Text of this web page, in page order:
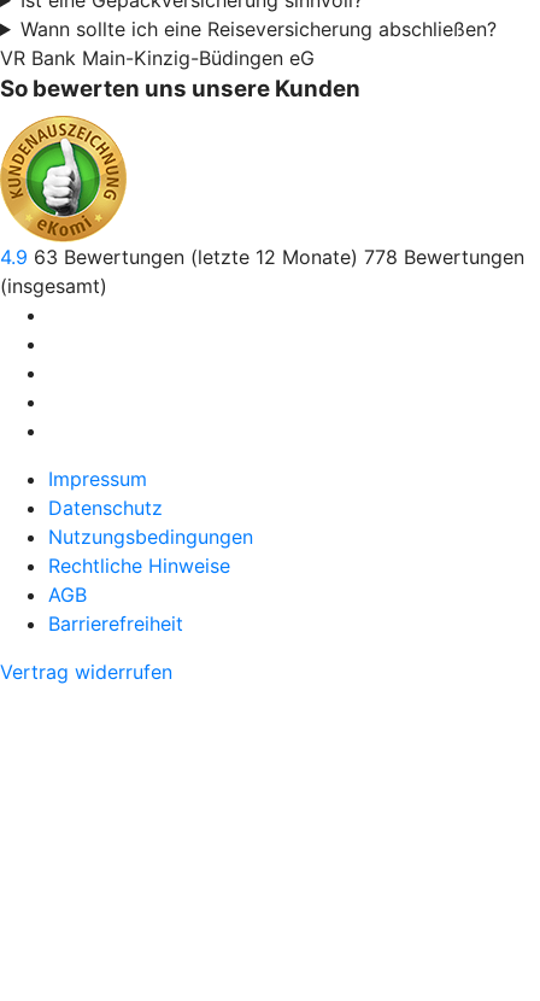
Wann sollte ich eine Reiseversicherung abschließen?
VR Bank Main-Kinzig-Büdingen eG
So bewerten uns unsere Kunden
4.9 63 Bewertungen (letzte 12 Monate) 778 Bewertungen
(insgesamt)
Impressum
Datenschutz
Nutzungsbedingungen
Rechtliche Hinweise
AGB
Barrierefreiheit
Vertrag widerrufen